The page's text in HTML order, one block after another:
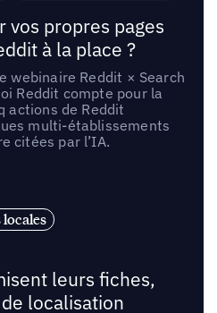
vos propres pages
à la place ?
webinaire Reddit × Search
Reddit compte pour la
actions de Reddit
multi-établissements
citées par l’IA.
leurs fiches,
localisation